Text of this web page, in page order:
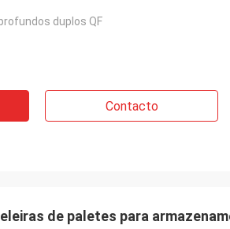
duplos QF
Contacto
de paletes para